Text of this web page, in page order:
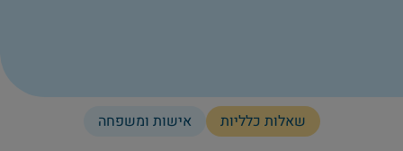
שאלות כלליות
אישות ומשפחה